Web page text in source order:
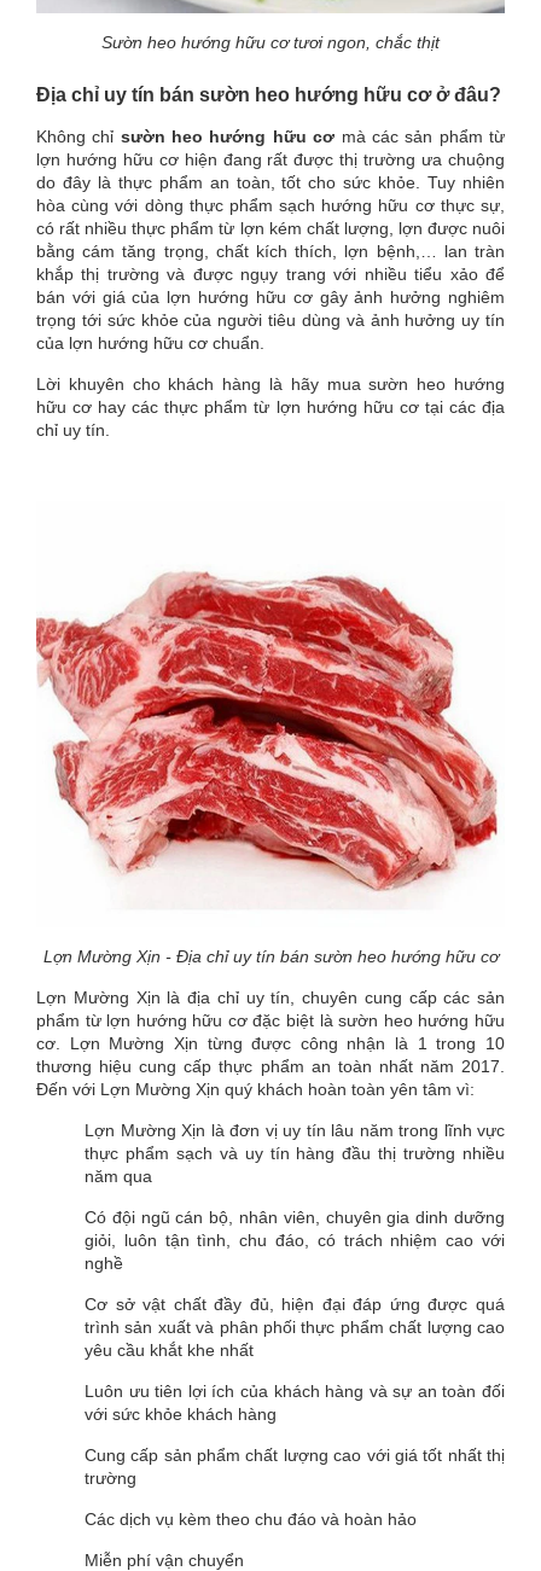
Sườn heo hướng hữu cơ tươi ngon, chắc thịt
Địa chỉ uy tín bán sườn heo hướng hữu cơ ở đâu?
Không chỉ sườn heo hướng hữu cơ mà các sản phẩm từ
lợn hướng hữu cơ hiện đang rất được thị trường ưa chuộng
do đây là thực phẩm an toàn, tốt cho sức khỏe. Tuy nhiên
hòa cùng với dòng thực phẩm sạch hướng hữu cơ thực sự,
có rất nhiều thực phẩm từ lợn kém chất lượng, lợn được nuôi
bằng cám tăng trọng, chất kích thích, lợn bệnh,… lan tràn
khắp thị trường và được ngụy trang với nhiều tiểu xảo để
bán với giá của lợn hướng hữu cơ gây ảnh hưởng nghiêm
trọng tới sức khỏe của người tiêu dùng và ảnh hưởng uy tín
của lợn hướng hữu cơ chuẩn.
Lời khuyên cho khách hàng là hãy mua sườn heo hướng
hữu cơ hay các thực phẩm từ lợn hướng hữu cơ tại các địa
chỉ uy tín.
Lợn Mường Xịn - Địa chỉ uy tín bán sườn heo hướng hữu cơ
Lợn Mường Xịn là địa chỉ uy tín, chuyên cung cấp các sản
phẩm từ lợn hướng hữu cơ đặc biệt là sườn heo hướng hữu
cơ. Lợn Mường Xịn từng được công nhận là 1 trong 10
thương hiệu cung cấp thực phẩm an toàn nhất năm 2017.
Đến với Lợn Mường Xịn quý khách hoàn toàn yên tâm vì:
Lợn Mường Xịn là đơn vị uy tín lâu năm trong lĩnh vực
thực phẩm sạch và uy tín hàng đầu thị trường nhiều
năm qua
Có đội ngũ cán bộ, nhân viên, chuyên gia dinh dưỡng
giỏi, luôn tận tình, chu đáo, có trách nhiệm cao với
nghề
Cơ sở vật chất đầy đủ, hiện đại đáp ứng được quá
trình sản xuất và phân phối thực phẩm chất lượng cao
yêu cầu khắt khe nhất
Luôn ưu tiên lợi ích của khách hàng và sự an toàn đối
với sức khỏe khách hàng
Cung cấp sản phẩm chất lượng cao với giá tốt nhất thị
trường
Các dịch vụ kèm theo chu đáo và hoàn hảo
Miễn phí vận chuyển